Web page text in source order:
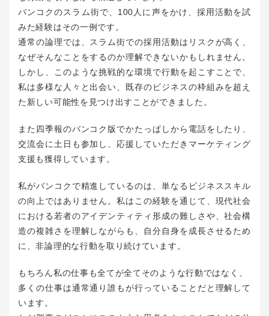
バンコクのスラム街で、100人に声をかけ、採用活動を試
みた経験はその一例です。
通常の論理では、スラム街での採用活動はリスクが高く、
なぜそんなことをするのか理解できないかもしれません。
しかし、このような挑戦的な環境で行動を起こすことで、
私は多様な人々と出会い、既存のビジネスの枠組みを超え
た新しい可能性を見つけ出すことができました。
また四季報のバンコク版でかたっぱしから電話をしたり、
交流会に土日も参加し、応援していただきマーケティング
支援も獲得しています。
私がバンコクで精進しているのは、単なるビジネススキル
の向上ではありません。私はこの経験を通じて、現代社会
における若者のアイデンティティ形成の難しさや、社会構
造の複雑さを理解しながらも、自分自身を成長させるため
に、非論理的な行動を取り続けています。
もちろん私の仕事も全てが全てそのような行動ではなく、
多くの仕事は通常通り誰もが行っていることだと理解して
います。